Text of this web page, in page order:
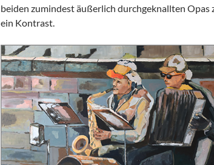
beiden zumindest äußerlich durchgeknallten Opas
ein Kontrast.